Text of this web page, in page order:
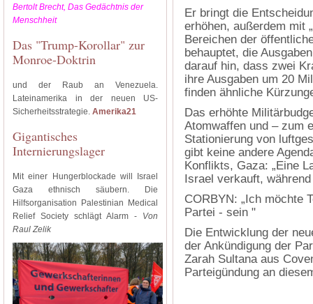
Bertolt Brecht, Das Gedächtnis der
Menschheit
Das "Trump-Korollar" zur
Monroe-Doktrin
und der Raub an Venezuela.
Lateinamerika in der neuen US-
Sicherheitsstrategie. Amerika21
Gigantisches
Internierungslager
Mit einer Hungerblockade will Israel
Gaza ethnisch säubern. Die
Hilfsorganisation Palestinian Medical
Relief Society schlägt Alarm - Von
Raul Zelik
Er bringt die
erhöhen, außerdem mit
Bereichen der
behauptet, die
darauf hin, dass zwei
ihre Ausgaben um 20
finden ähnliche
Das erhöhte
Atomwaffen und – zum
Stationierung von
gibt keine andere
Konflikts, Gaza: „Eine
Israel verkauft,
CORBYN: „Ich möchte
Partei - sein "
Die Entwicklung der
der Ankündigung der
Zarah Sultana aus
Parteigündung an